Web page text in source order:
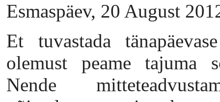
Esmaspäev, 20 August
Et tuvastada
olemust peame tajuma
Nende